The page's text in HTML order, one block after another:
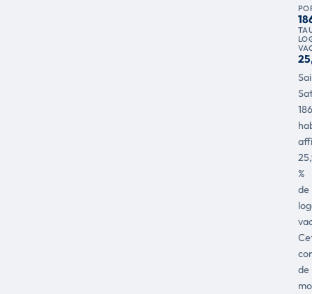
186
%
de
de